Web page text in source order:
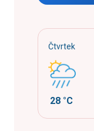
Čtvrtek
28 °C